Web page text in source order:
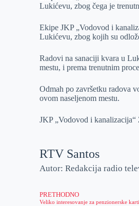
p
p
l
Lukićevu, zbog čega je
Ekipe JKP „Vodovod i
Lukićevu, zbog kojih su
Radovi na sanaciji kvara u
mestu, i prema trenutnim
Odmah po završetku radova
ovom naseljenom mestu.
JKP „Vodovod i
RTV Santos
Autor: Redakcija radio
PRETHODNO
Veliko interesovanje za penzionerske